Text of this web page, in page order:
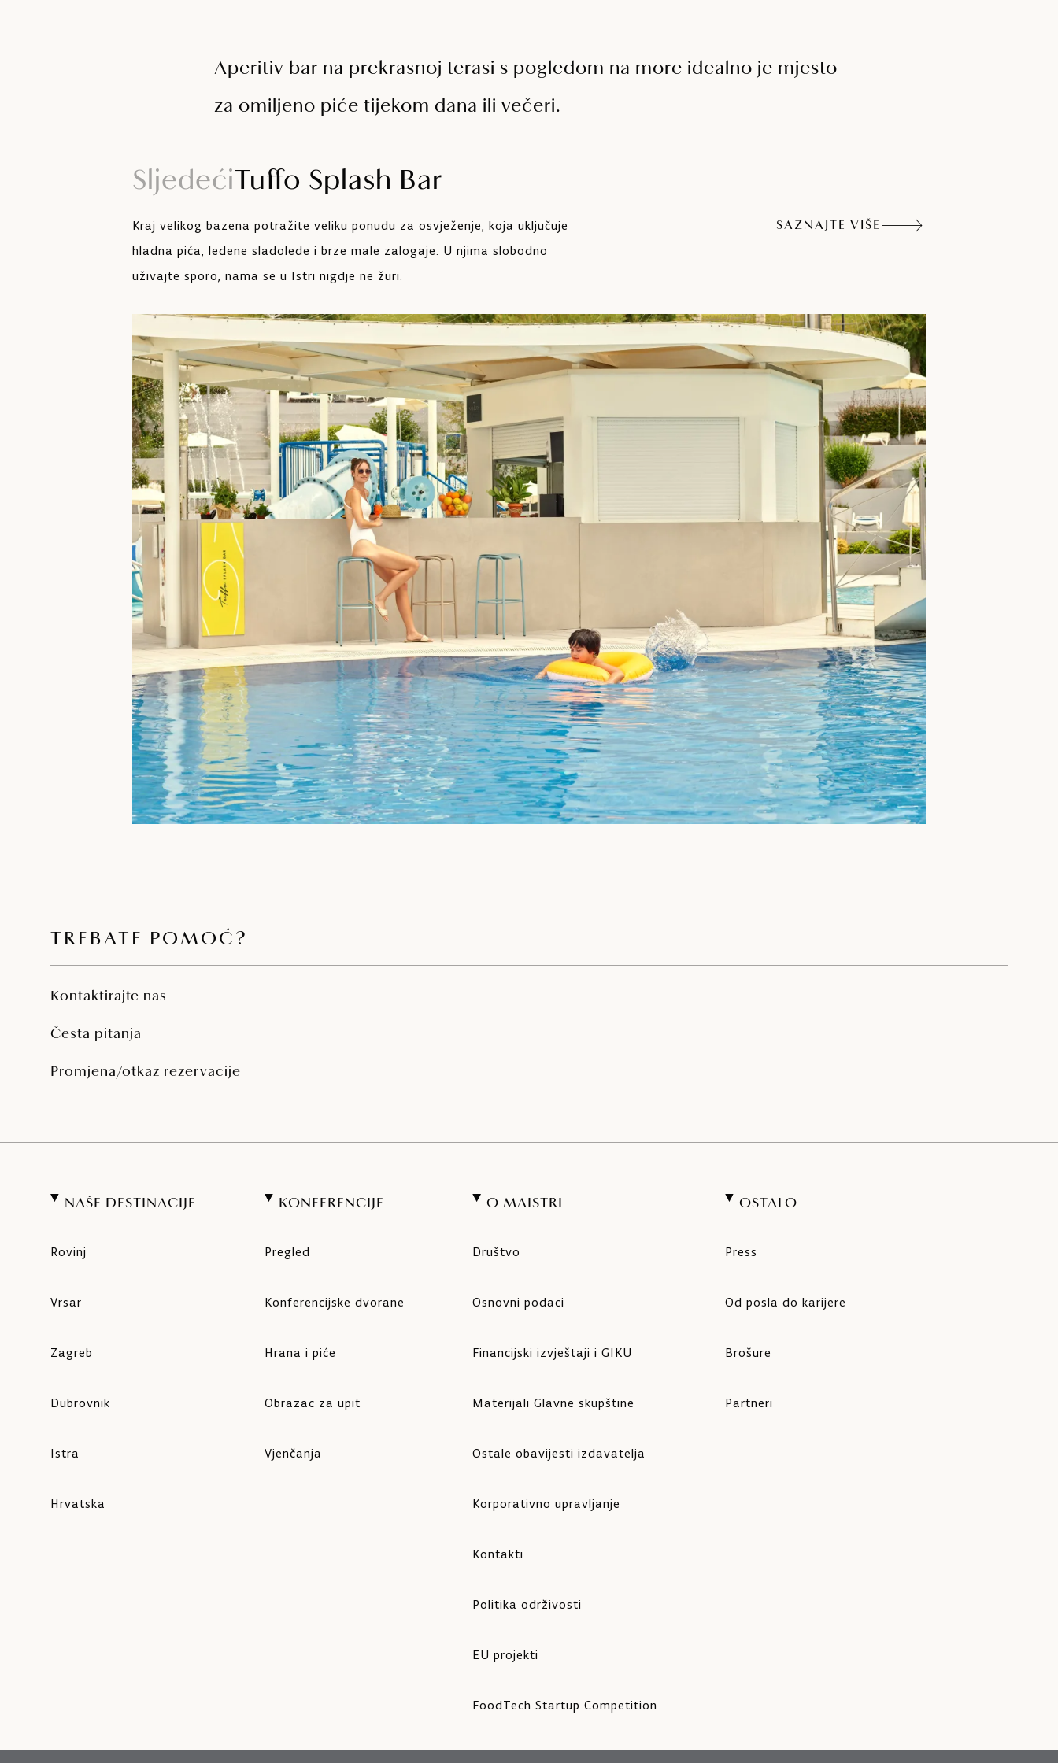
Aperitiv bar na prekrasnoj terasi s pogledom na more idealno je mjesto
za omiljeno piće tijekom dana ili večeri.
Sljedeći Tuffo Splash Bar
Kraj velikog bazena potražite veliku ponudu za osvježenje, koja uključuje
hladna pića, ledene sladolede i brze male zalogaje. U njima slobodno
uživajte sporo, nama se u Istri nigdje ne žuri.
SAZNAJTE VIŠE
TREBATE POMOĆ?
Kontaktirajte nas
Česta pitanja
Promjena/otkaz rezervacije
NAŠE DESTINACIJE
Rovinj
Vrsar
Zagreb
Dubrovnik
Istra
Hrvatska
KONFERENCIJE
Pregled
Konferencijske dvorane
Hrana i piće
Obrazac za upit
Vjenčanja
O MAISTRI
Društvo
Osnovni podaci
Financijski izvještaji i GIKU
Materijali Glavne skupštine
Ostale obavijesti izdavatelja
Korporativno upravljanje
Kontakti
Politika održivosti
EU projekti
FoodTech Startup Competition
OSTALO
Press
Od posla do karijere
Brošure
Partneri